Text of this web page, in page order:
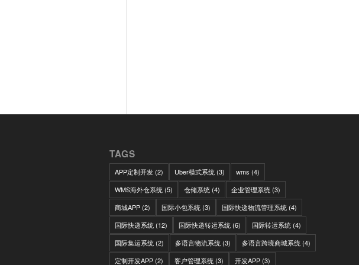
TAGS
APP定制开发(2) Uber模式系统 (3) wms (4)
WMS海外仓系统 (5) 仓储系统 (4) 企业管理系统 (3)
商城APP(2) 国际小包系统 (3) 国际快递物流管理系统 (4)
国际快递系统 (12) 国际快递转运系统 (6) 国际转运系统 (4)
国际集运系统 (2) 多语言物流系统 (3) 多语言跨境商城系统 (4)
定制开发APP(2) 客户管理系统 (3) 开发APP(3)